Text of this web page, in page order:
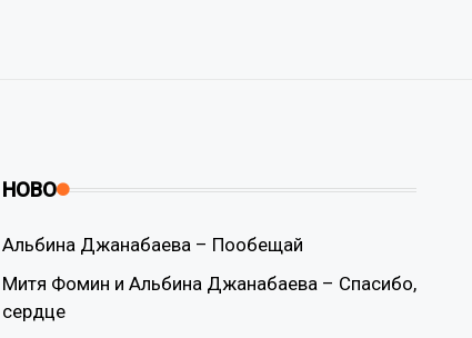
НОВО
Альбина Джанабаева – Пообещай
Митя Фомин и Альбина Джанабаева – Спасибо,
сердце